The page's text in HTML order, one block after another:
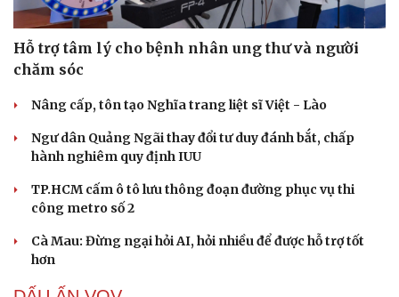
Hỗ trợ tâm lý cho bệnh nhân ung thư và người
chăm sóc
Nâng cấp, tôn tạo Nghĩa trang liệt sĩ Việt - Lào
Ngư dân Quảng Ngãi thay đổi tư duy đánh bắt, chấp
hành nghiêm quy định IUU
TP.HCM cấm ô tô lưu thông đoạn đường phục vụ thi
công metro số 2
Cà Mau: Đừng ngại hỏi AI, hỏi nhiều để được hỗ trợ tốt
hơn